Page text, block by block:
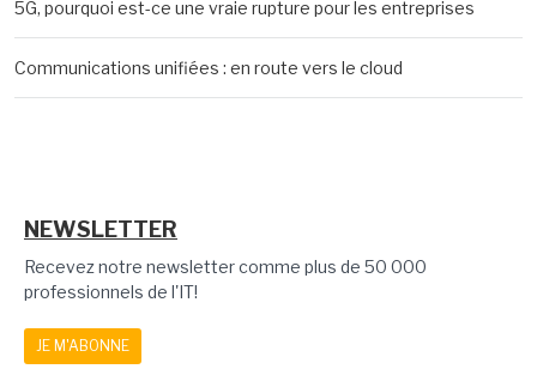
5G, pourquoi est-ce une vraie rupture pour les entreprises
Communications unifiées : en route vers le cloud
NEWSLETTER
Recevez notre newsletter comme plus de 50 000
professionnels de l'IT!
JE M'ABONNE